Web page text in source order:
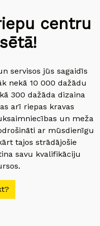
centru
servisos jūs sagaidīs
nekā 10 000 dažādu
300 dažāda dizaina
arī riepas kravas
un meža
ar mūsdienīgu
tajos strādājošie
savu kvalifikāciju